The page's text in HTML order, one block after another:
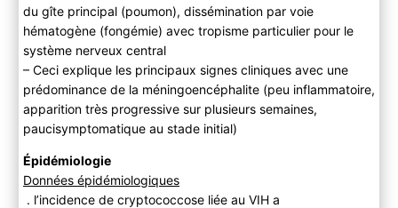
du gîte principal (poumon), dissémination par voie
hématogène (fongémie) avec tropisme particulier pour le
système nerveux central
– Ceci explique les principaux signes cliniques avec une
prédominance de la méningoencéphalite (peu inflammatoire,
apparition très progressive sur plusieurs semaines,
paucisymptomatique au stade initial)
Épidémiologie
Données épidémiologiques
. l’incidence de cryptococcose liée au VIH a